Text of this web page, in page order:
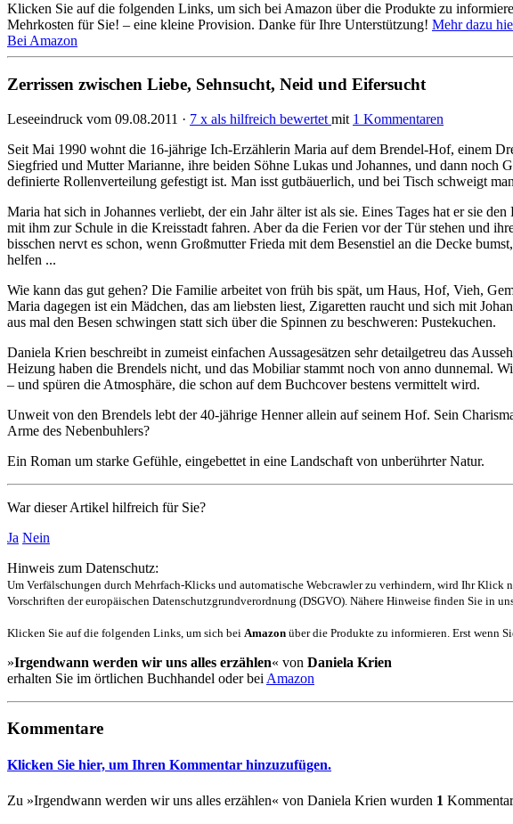
Klicken Sie auf die folgenden Links, um sich bei Amazon über die Produkte zu
Mehrkosten für Sie! – eine kleine Provision. Danke für Ihre Unterstützung! Mehr dazu
Bei Amazon
Zerrissen zwischen Liebe, Sehnsucht, Neid und Eifersucht
Leseeindruck vom 09.08.2011 · 7 x als hilfreich bewertet mit 1 Kommentaren
Seit Mai 1990 wohnt die 16-jährige Ich-Erzählerin Maria auf dem Brendel-Hof, einem
Siegfried und Mutter Marianne, ihre beiden Söhne Lukas und Johannes, und dann
definierte Rollenverteilung gefestigt ist. Man isst gutbäuerlich, und bei Tisch schweigt
Maria hat sich in Johannes verliebt, der ein Jahr älter ist als sie. Eines Tages hat er sie
mit ihm zur Schule in die Kreisstadt fahren. Aber da die Ferien vor der Tür stehen und
bisschen nervt es schon, wenn Großmutter Frieda mit dem Besenstiel an die Decke
helfen ...
Wie kann das gut gehen? Die Familie arbeitet von früh bis spät, um Haus, Hof, Vieh,
Maria dagegen ist ein Mädchen, das am liebsten liest, Zigaretten raucht und sich mit
aus mal den Besen schwingen statt sich über die Spinnen zu beschweren: Pustekuchen.
Daniela Krien beschreibt in zumeist einfachen Aussagesätzen sehr detailgetreu das
Heizung haben die Brendels nicht, und das Mobiliar stammt noch von anno dunnemal.
– und spüren die Atmosphäre, die schon auf dem Buchcover bestens vermittelt wird.
Unweit von den Brendels lebt der 40-jährige Henner allein auf seinem Hof. Sein
Arme des Nebenbuhlers?
Ein Roman um starke Gefühle, eingebettet in eine Landschaft von unberührter Natur.
War dieser Artikel hilfreich für Sie?
Ja Nein
Hinweis zum Datenschutz:
Um Verfälschungen durch Mehrfach-Klicks und automatische Webcrawler zu verhindern, wird Ihr Klick
Vorschriften der europäischen Datenschutzgrundverordnung (DSGVO). Nähere Hinweise finden Sie in
Klicken Sie auf die folgenden Links, um sich bei Amazon über die Produkte zu informieren. Erst wenn
»Irgendwann werden wir uns alles erzählen« von Daniela Krien
erhalten Sie im örtlichen Buchhandel oder bei Amazon
Kommentare
Klicken Sie hier, um Ihren Kommentar hinzuzufügen.
Zu »Irgendwann werden wir uns alles erzählen« von Daniela Krien wurden 1